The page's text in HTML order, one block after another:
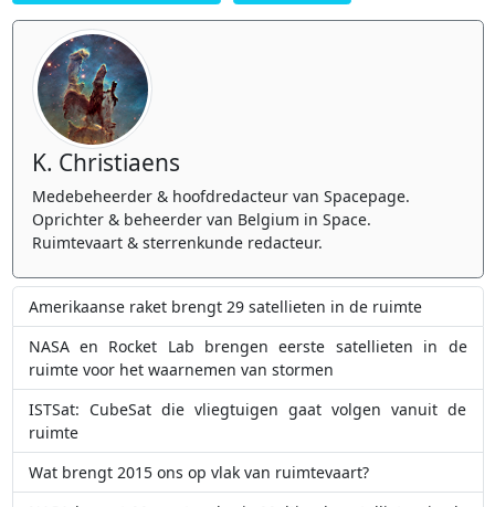
K. Christiaens
Medebeheerder & hoofdredacteur van Spacepage.
Oprichter & beheerder van Belgium in Space.
Ruimtevaart & sterrenkunde redacteur.
Amerikaanse raket brengt 29 satellieten in de ruimte
NASA en Rocket Lab brengen eerste satellieten in de
ruimte voor het waarnemen van stormen
ISTSat: CubeSat die vliegtuigen gaat volgen vanuit de
ruimte
Wat brengt 2015 ons op vlak van ruimtevaart?